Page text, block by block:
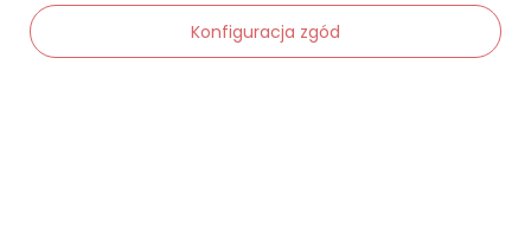
Status zamówienia
Śledzenie przesyłki
Konfiguracja zgód